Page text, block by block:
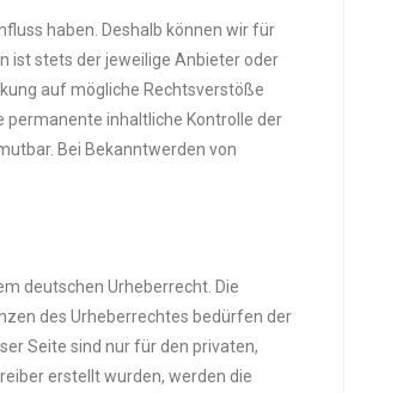
haben. Deshalb können wir für
ist stets der jeweilige Anbieter oder
auf mögliche Rechtsverstöße
permanente inhaltliche Kontrolle der
Bei Bekanntwerden von
deutschen Urheberrecht. Die
des Urheberrechtes bedürfen der
Seite sind nur für den privaten,
erstellt wurden, werden die